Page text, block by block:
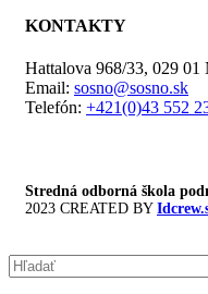
KONTAKTY
Hattalova 968/33, 029 01
Email: sosno@sosno.sk
Telefón: +421(0)43 552
Stredná odborná škola
2023 CREATED BY